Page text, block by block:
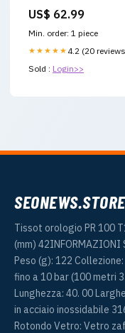
US$ 62.99
Min. order: 1 piece
★★★★★ 4.2 (20
Sold : Login>>
SEONEWS.STORE
Tissot orologio PR 100
(mm) 42INFORMAZIONI
Peso (g): 122
fino a 10 bar (100 metri
Lunghezza: 40. 00
in acciaio inossidabile
Rotondo Vetro: Vetro